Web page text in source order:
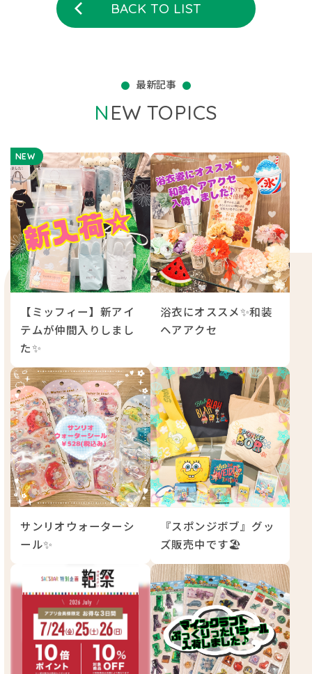
BACK TO LIST
最新記事
NEW TOPICS
NEW
【ミッフィー】新アイ
テムが仲間入りしまし
た✨
浴衣にオススメ✨和装
ヘアアクセ
サンリオウォーターシ
ール✨
『スポンジボブ』グッ
ズ販売中です🏖️